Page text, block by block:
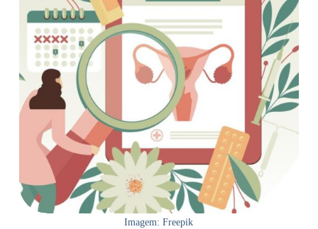
Imagem: Freepik